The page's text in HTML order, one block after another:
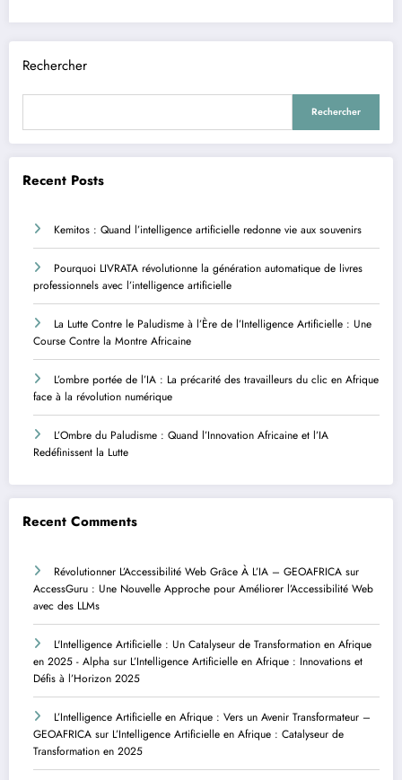
Rechercher
Rechercher
Recent Posts
Kemitos : Quand l’intelligence artificielle redonne vie aux souvenirs
Pourquoi LIVRATA révolutionne la génération automatique de livres
professionnels avec l’intelligence artificielle
La Lutte Contre le Paludisme à l’Ère de l’Intelligence Artificielle : Une
Course Contre la Montre Africaine
L’ombre portée de l’IA : La précarité des travailleurs du clic en Afrique
face à la révolution numérique
L’Ombre du Paludisme : Quand l’Innovation Africaine et l’IA
Redéfinissent la Lutte
Recent Comments
Révolutionner L’Accessibilité Web Grâce À L’IA – GEOAFRICA sur
AccessGuru : Une Nouvelle Approche pour Améliorer l’Accessibilité Web
avec des LLMs
L'Intelligence Artificielle : Un Catalyseur de Transformation en Afrique
en 2025 - Alpha sur L’Intelligence Artificielle en Afrique : Innovations et
Défis à l’Horizon 2025
L’Intelligence Artificielle en Afrique : Vers un Avenir Transformateur –
GEOAFRICA sur L’Intelligence Artificielle en Afrique : Catalyseur de
Transformation en 2025